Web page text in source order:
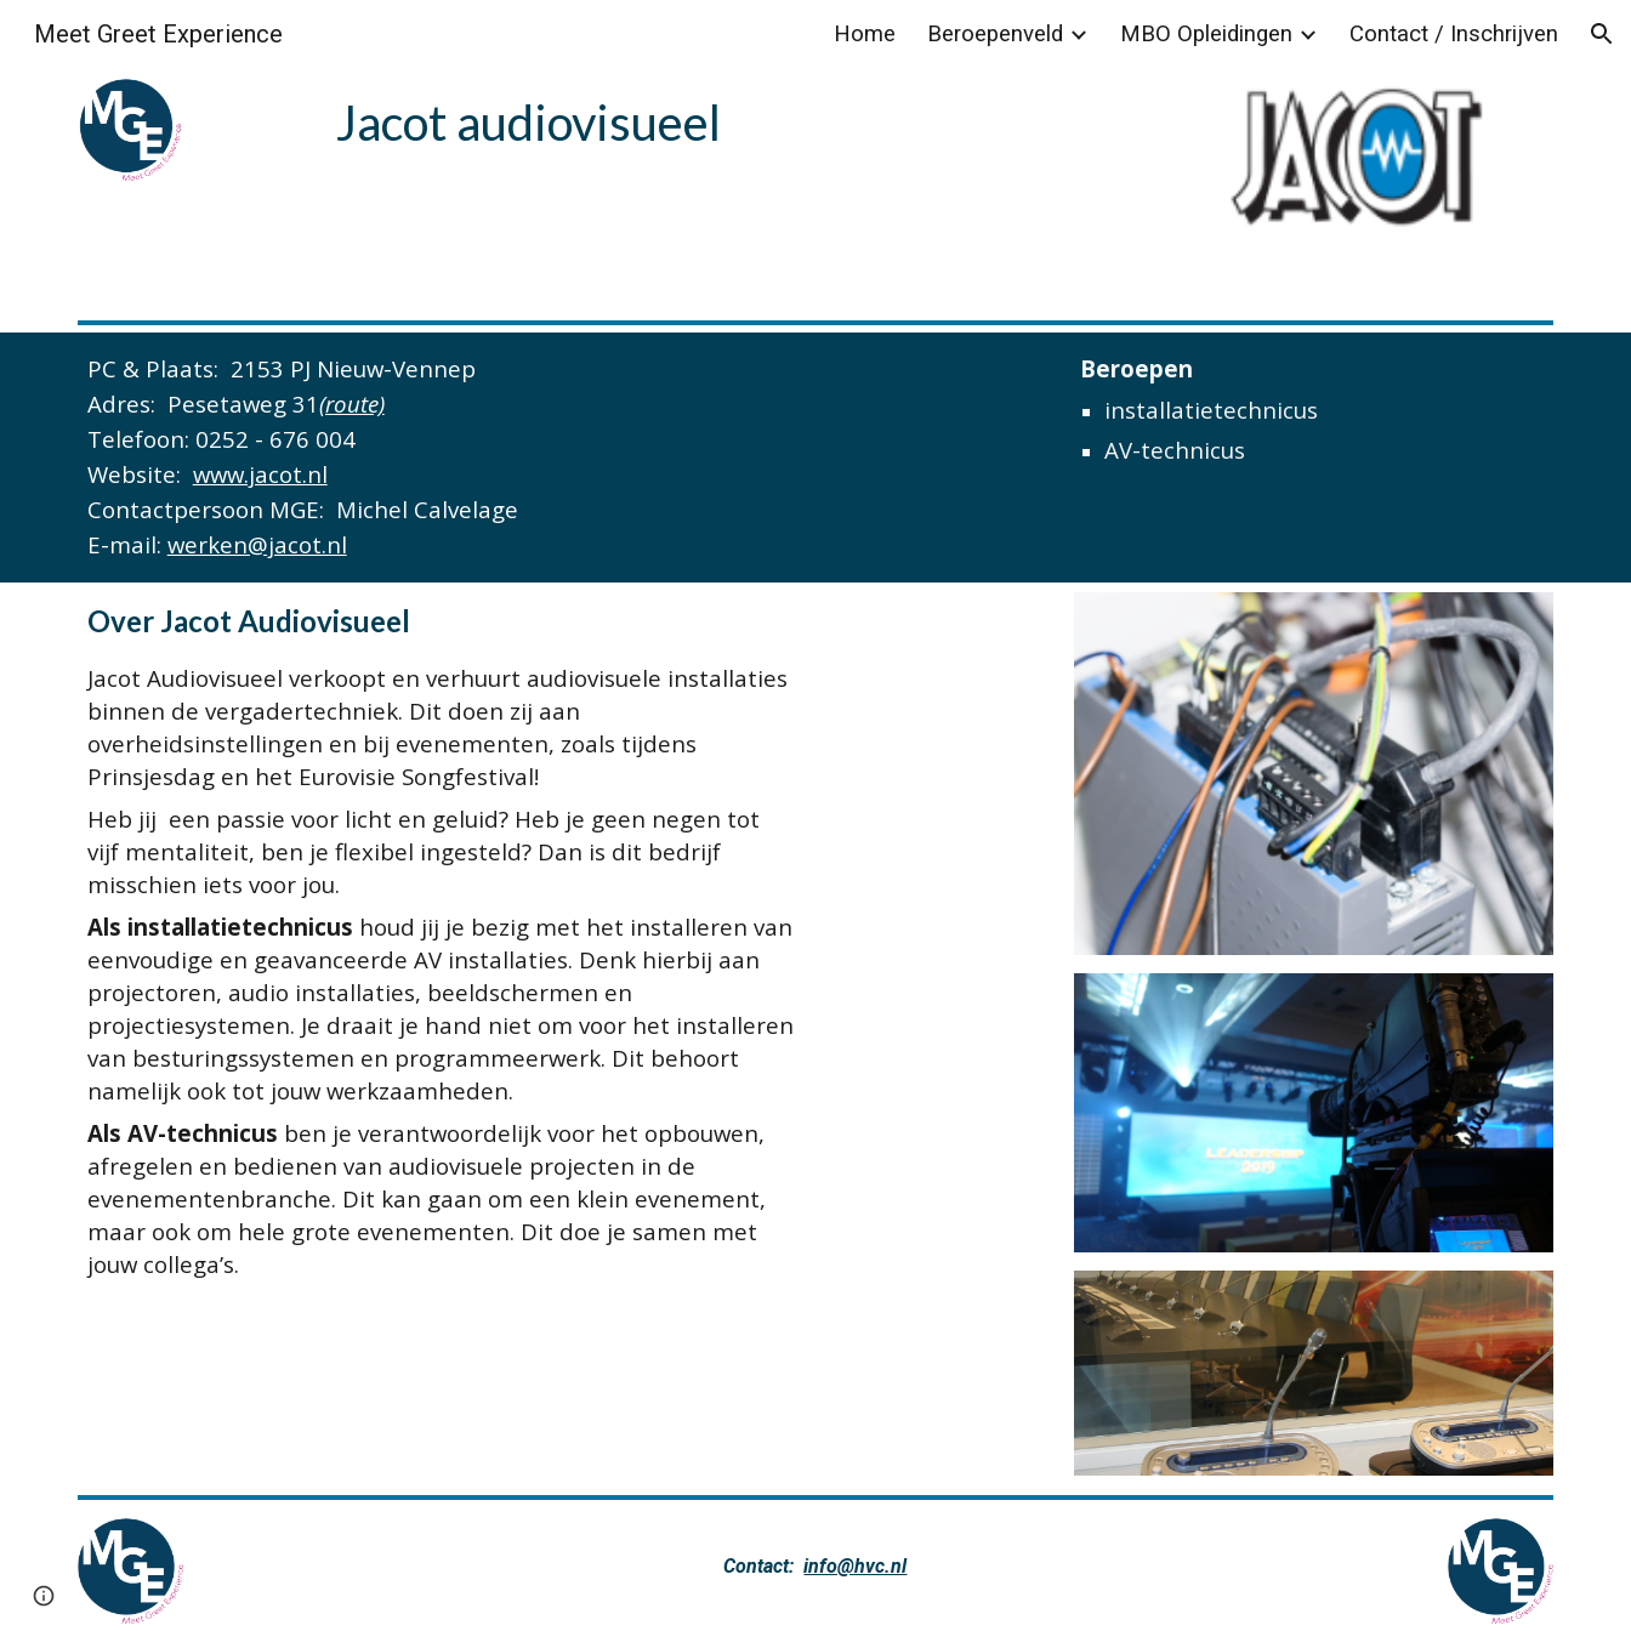
Skip to navigation
Meet Greet Experience Home Beroepenveld MBO Opleidingen Contact / Inschrijven
Jacot audiovisueel
PC & Plaats: 2153 PJ Nieuw-Vennep
Adres: Pesetaweg 31(route)
Telefoon: 0252 - 676 004
Website: www.jacot.nl
Contactpersoon MGE: Michel Calvelage
E-mail: werken@jacot.nl
Beroepen
installatietechnicus
AV-technicus
Over Jacot Audiovisueel
Jacot Audiovisueel verkoopt en verhuurt audiovisuele installaties
binnen de vergadertechniek. Dit doen zij aan
overheidsinstellingen en bij evenementen, zoals tijdens
Prinsjesdag en het Eurovisie Songfestival!
Heb jij een passie voor licht en geluid? Heb je geen negen tot
vijf mentaliteit, ben je flexibel ingesteld? Dan is dit bedrijf
misschien iets voor jou.
Als installatietechnicus houd jij je bezig met het installeren van
eenvoudige en geavanceerde AV installaties. Denk hierbij aan
projectoren, audio installaties, beeldschermen en
projectiesystemen. Je draait je hand niet om voor het installeren
van besturingssystemen en programmeerwerk. Dit behoort
namelijk ook tot jouw werkzaamheden.
Als AV-technicus ben je verantwoordelijk voor het opbouwen,
afregelen en bedienen van audiovisuele projecten in de
evenementenbranche. Dit kan gaan om een klein evenement,
maar ook om hele grote evenementen. Dit doe je samen met
jouw collega’s.
Contact:info@hvc.nl
Google Sites